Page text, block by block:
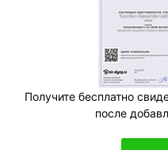
Получите бесплатно
после